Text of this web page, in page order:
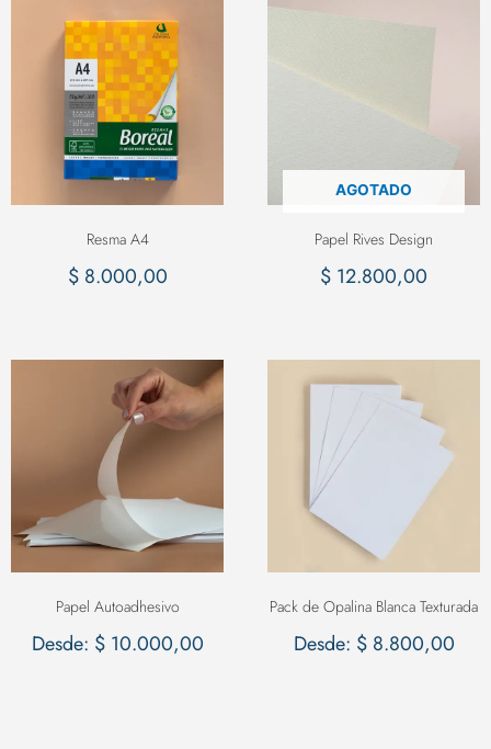
Resma A4
$8.000,00
AGOTADO
Papel Rives Design
$ 12.800,00
Papel Autoadhesivo
Desde: $10.000,00
Pack de Opalina Blanca Texturada
Desde: $8.800,00